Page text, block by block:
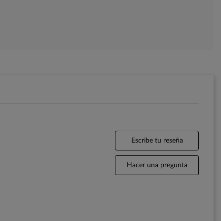
Escribe tu reseña
Hacer una pregunta